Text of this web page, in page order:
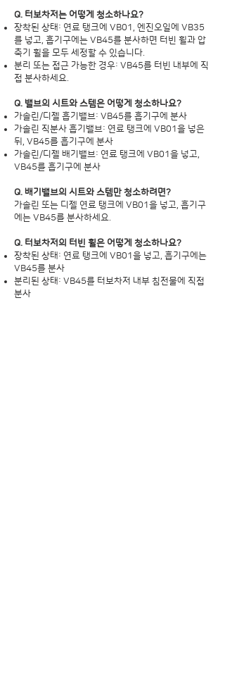
Q. 터보차저는 어떻게 청소하나요?
장착된 상태: 연료 탱크에 VB01, 엔진오일에 VB35
를 넣고, 흡기구에는 VB45를 분사하면 터빈 휠과 압
축기 휠을 모두 세정할 수 있습니다.
분리 또는 접근 가능한 경우: VB45를 터빈 내부에 직
접 분사하세요.
Q. 밸브의 시트와 스템은 어떻게 청소하나요?
가솔린/디젤 흡기밸브: VB45를 흡기구에 분사
가솔린 직분사 흡기밸브: 연료 탱크에 VB01을 넣은
뒤, VB45를 흡기구에 분사
가솔린/디젤 배기밸브: 연료 탱크에 VB01을 넣고,
VB45를 흡기구에 분사
Q. 배기밸브의 시트와 스템만 청소하려면?
가솔린 또는 디젤 연료 탱크에 VB01을 넣고, 흡기구
에는 VB45를 분사하세요.
Q. 터보차저의 터빈 휠은 어떻게 청소하나요?
장착된 상태: 연료 탱크에 VB01을 넣고, 흡기구에는
VB45를 분사
분리된 상태: VB45를 터보차저 내부 침전물에 직접
분사